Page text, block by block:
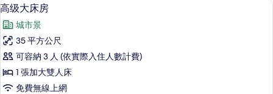
的
情
示
高
级
大
床
4
高级大床房
城市景
35 平方公尺
可容納 3 人 (依實際入住人數計費)
1 張加大雙人床
免費無線上網